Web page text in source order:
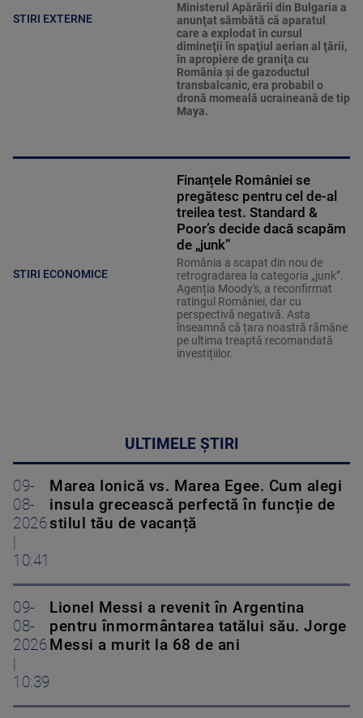
STIRI EXTERNE
Ministerul Apărării din Bulgaria a
anunţat sâmbătă că aparatul
care a explodat în cursul
dimineţii în spaţiul aerian al ţării,
în apropiere de graniţa cu
România şi de gazoductul
transbalcanic, era probabil o
dronă momeală ucraineană de tip
Maya.
STIRI ECONOMICE
Finanțele României se
pregătesc pentru cel de-al
treilea test. Standard &
Poor’s decide dacă scapăm
de „junk”
România a scapat din nou de
retrogradarea la categoria „junk”.
Agenția Moody's, a reconfirmat
ratingul României, dar cu
perspectivă negativă. Asta
înseamnă că țara noastră rămâne
pe ultima treaptă recomandată
investițiilor.
ULTIMELE ȘTIRI
09-
08-
2026
10:41
Marea Ionică vs. Marea Egee. Cum alegi
insula grecească perfectă în funcție de
stilul tău de vacanță
09-
08-
2026
10:39
Lionel Messi a revenit în Argentina
pentru înmormântarea tatălui său. Jorge
Messi a murit la 68 de ani